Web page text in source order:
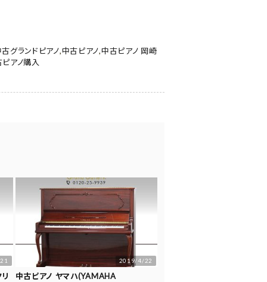
グランドピアノ,中古ピアノ,中古ピアノ 岡崎
アノ購入
2019/4/22
中古ピアノ ヤマハ(YAMAHA